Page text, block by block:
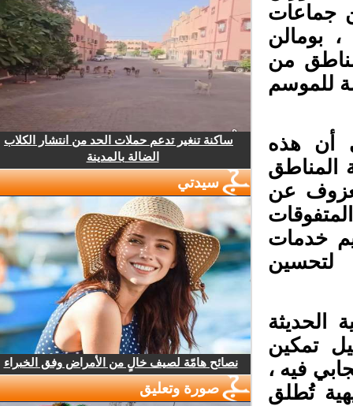
جماعات
بومالن
من
للموسم
أن هذه
المناطق
عن
خدمات
لتحسين
الحديثة
تمكين
فيه ،
تُطلق
ساكنة تنغير تدعم حملات الحد من انتشار الكلاب
الضالة بالمدينة
سيدتي
نصائح هامّة لصيف خالٍ من الأمراض وفق الخبراء
صورة وتعليق